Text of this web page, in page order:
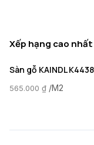
Xếp hạng cao nhất
Sàn gỗ KAINDL K4438
565.000 ₫ /M2